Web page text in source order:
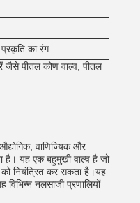
का रंग
जैसे पीतल कोण वाल्व, पीतल
वाणिज्यिक और
है। यह एक बहुमुखी वाल्व है जो
को नियंत्रित कर सकता है।यह
नलसाजी प्रणालियों